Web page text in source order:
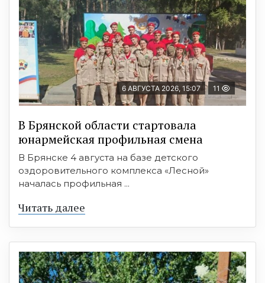
6 АВГУСТА 2026, 15:07 11
В Брянской области стартовала
юнармейская профильная смена
В Брянске 4 августа на базе детского
оздоровительного комплекса «Лесной»
началась профильная ...
Читать далее